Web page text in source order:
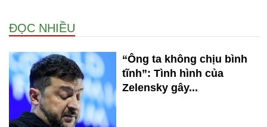
ĐỌC NHIỀU
“Ông ta không chịu bình
tĩnh”: Tình hình của
Zelensky gây...